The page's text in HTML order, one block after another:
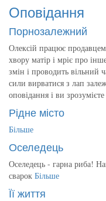
Оповідання
Порнозалежний
Олексій працює
хвору матір і мріє про
змін і проводить вільний
сили вирватися з лап
оповідання і ви
Рідне місто
Більше
Оселедець
Оселедець - гарна риба!
сварок Більше
Її життя